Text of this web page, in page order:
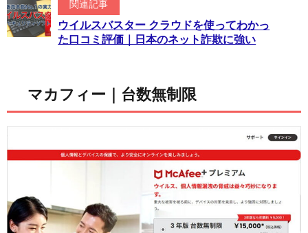
関連記事
ウイルスバスター クラウドを使ってわかっ
た口コミ評価｜日本のネット詐欺に強い
マカフィー｜台数無制限